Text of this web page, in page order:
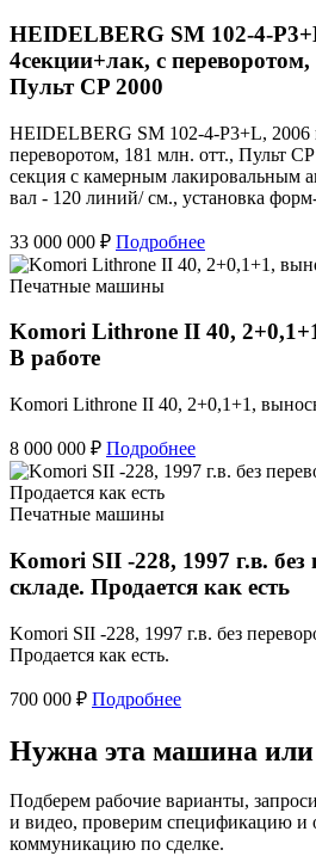
HEIDELBERG SM 102-4-
4секции+лак, с
Пульт CP 2000
HEIDELBERG SM 102-4-P3+L, 2006
переворотом, 181 млн. отт., Пульт
секция с камерным лакировальным
вал - 120 линий/ см., установка
33 000 000 ₽ Подробнее
Печатные машины
Komori Lithrone II 40,
В работе
Komori Lithrone II 40, 2+0,1+1,
8 000 000 ₽ Подробнее
Печатные машины
Komori SII -228, 1997 г.в. без
складе. Продается как есть
Komori SII -228, 1997 г.в. без
Продается как есть.
700 000 ₽ Подробнее
Нужна эта машина или
Подберем рабочие варианты,
и видео, проверим спецификацию и
коммуникацию по сделке.